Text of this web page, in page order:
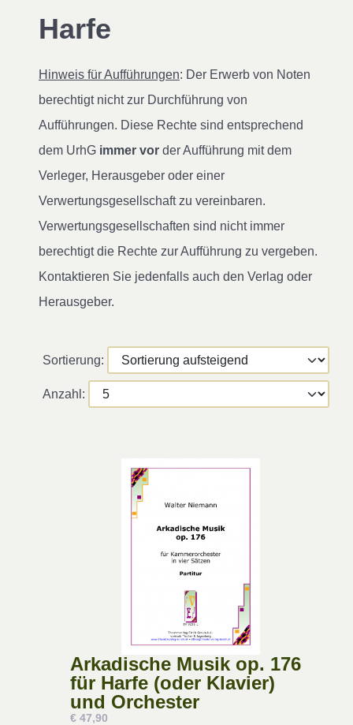
Harfe
Hinweis für Aufführungen: Der Erwerb von Noten
berechtigt nicht zur Durchführung von
Aufführungen. Diese Rechte sind entsprechend
dem UrhG immer vor der Aufführung mit dem
Verleger, Herausgeber oder einer
Verwertungsgesellschaft zu vereinbaren.
Verwertungsgesellschaften sind nicht immer
berechtigt die Rechte zur Aufführung zu vergeben.
Kontaktieren Sie jedenfalls auch den Verlag oder
Herausgeber.
Sortierung:
Anzahl:
Arkadische Musik op. 176
für Harfe (oder Klavier)
und Orchester
€ 47,90